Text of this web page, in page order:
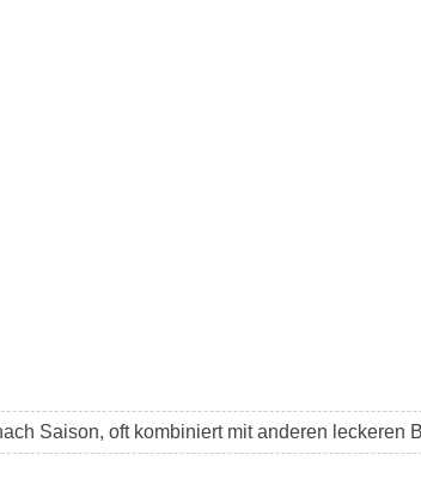
Saison, oft kombiniert mit anderen leckeren